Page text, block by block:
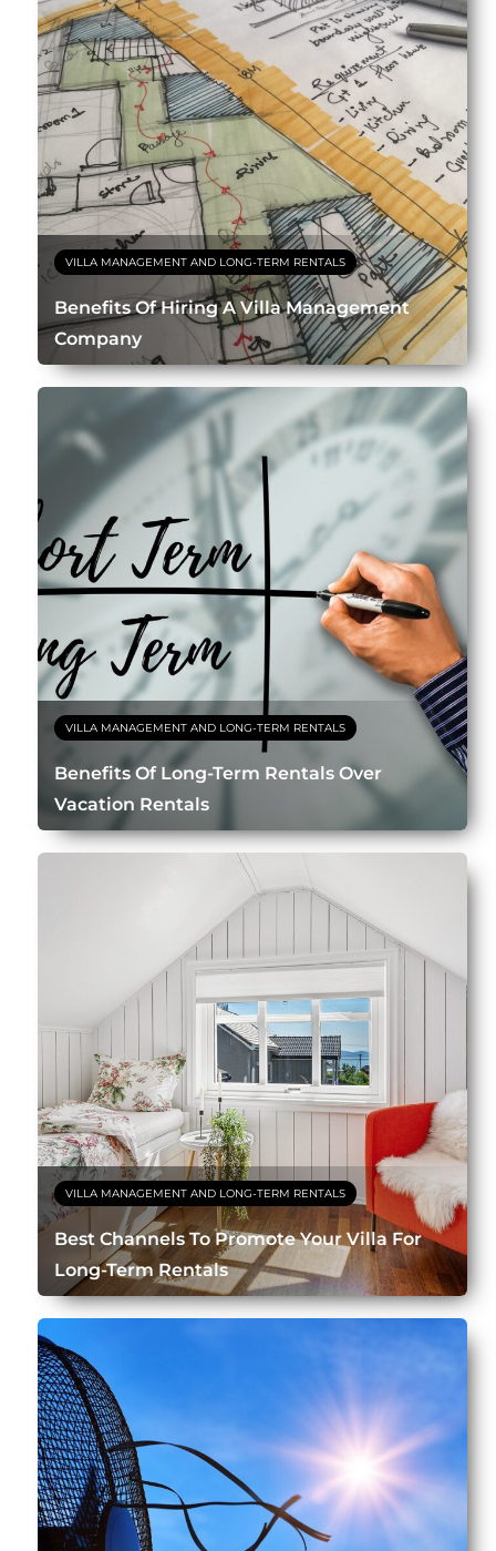
VILLA MANAGEMENT AND LONG-TERM RENTALS
Benefits Of Hiring A Villa Management
Company
VILLA MANAGEMENT AND LONG-TERM RENTALS
Benefits Of Long-Term Rentals Over
Vacation Rentals
VILLA MANAGEMENT AND LONG-TERM RENTALS
Best Channels To Promote Your Villa For
Long-Term Rentals